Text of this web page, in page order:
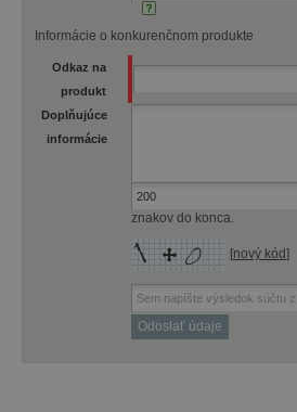
Informácie o konkurenčnom produkte
Odkaz na
produkt
Doplňujúce
informácie
znakov do konca.
[nový kód]